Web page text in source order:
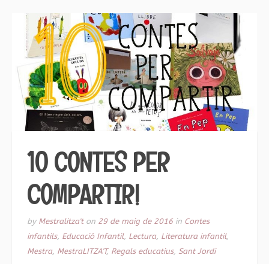
10 CONTES PER
COMPARTIR!
by Mestralitza'ton 29 de maig de 2016 in Contes
infantils, Educació Infantil, Lectura, Literatura infantil,
Mestra, MestraLITZA'T, Regals educatius, Sant Jordi